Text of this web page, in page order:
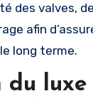
des valves,
afin
long terme.
du luxe